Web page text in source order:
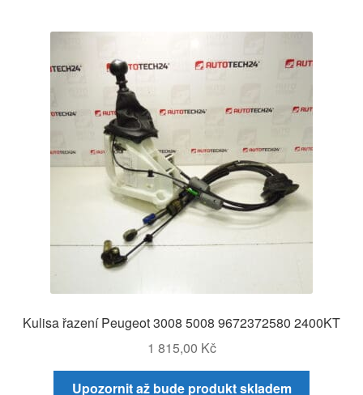
Kulisa řazení Peugeot 3008 5008 9672372580 2400KT
1 815,00 Kč
Upozornit až bude produkt skladem